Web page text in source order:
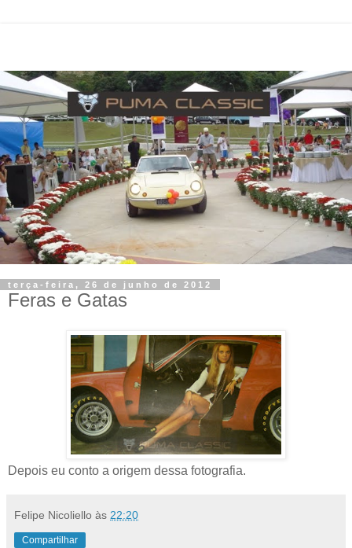
terça-feira, 26 de junho de 2012
Feras e Gatas
Depois eu conto a origem dessa fotografia.
Felipe Nicoliello às 22:20
Compartilhar